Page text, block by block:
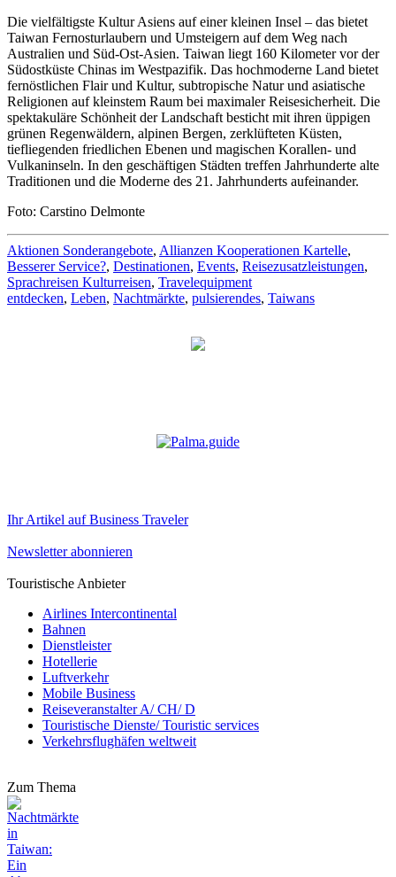
Die vielfältigste Kultur Asiens auf einer kleinen Insel – das bietet
Taiwan Fernosturlaubern und Umsteigern auf dem Weg nach
Australien und Süd-Ost-Asien. Taiwan liegt 160 Kilometer vor der
Südostküste Chinas im Westpazifik. Das hochmoderne Land bietet
fernöstlichen Flair und Kultur, subtropische Natur und asiatische
Religionen auf kleinstem Raum bei maximaler Reisesicherheit. Die
spektakuläre Schönheit der Landschaft besticht mit ihren üppigen
grünen Regenwäldern, alpinen Bergen, zerklüfteten Küsten,
tiefliegenden friedlichen Ebenen und magischen Korallen- und
Vulkaninseln. In den geschäftigen Städten treffen Jahrhunderte alte
Traditionen und die Moderne des 21. Jahrhunderts aufeinander.
Foto: Carstino Delmonte
Aktionen Sonderangebote, Allianzen Kooperationen Kartelle,
Besserer Service?, Destinationen, Events, Reisezusatzleistungen,
Sprachreisen Kulturreisen, Travelequipment
entdecken, Leben, Nachtmärkte, pulsierendes, Taiwans
Ihr Artikel auf Business Traveler
Newsletter abonnieren
Touristische Anbieter
Airlines Intercontinental
Bahnen
Dienstleister
Hotellerie
Luftverkehr
Mobile Business
Reiseveranstalter A/ CH/ D
Touristische Dienste/ Touristic services
Verkehrsflughäfen weltweit
Zum Thema